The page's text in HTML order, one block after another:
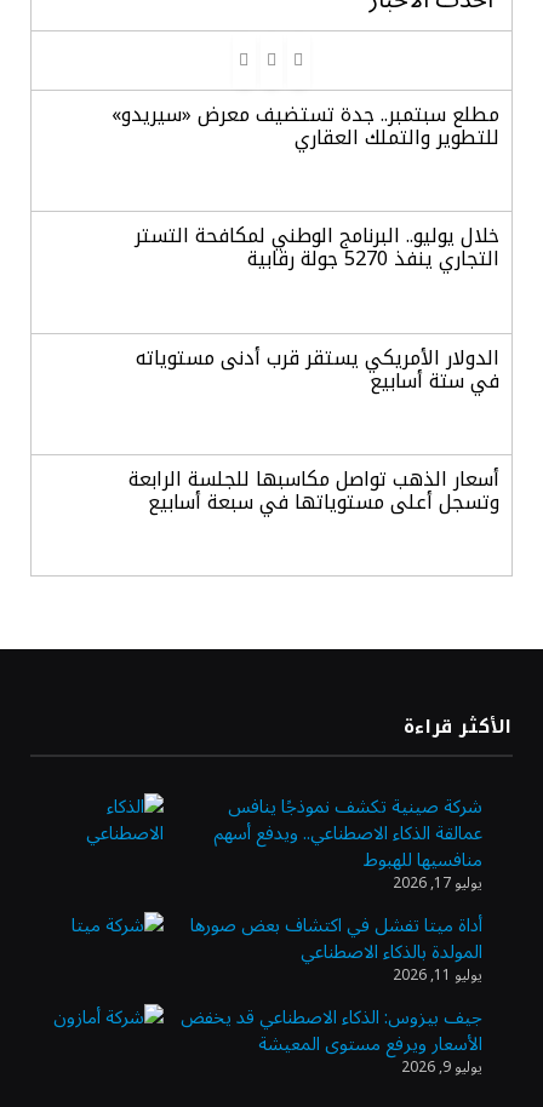
مطلع سبتمبر.. جدة تستضيف معرض «سيريدو»
للتطوير والتملك العقاري
خلال يوليو.. البرنامج الوطني لمكافحة التستر
التجاري ينفذ 5270 جولة رقابية
الدولار الأمريكي يستقر قرب أدنى مستوياته
في ستة أسابيع
أسعار الذهب تواصل مكاسبها للجلسة الرابعة
وتسجل أعلى مستوياتها في سبعة أسابيع
«طيران الرياض» يدشن أولى رحلاته إلى مومباي
ويضيف الوجهة التشغيلية الثامنة
وزير الاستثمار: الموافقة على رخصة مزاولة
الأنشطة المالية عابرة الحدود تطوير للبيئة
الاستثمارية
الذهب يسجل أعلى مستوى في أسبوعين بدعم
من تراجع الدولار
الدولار الأمريكي يتراجع قرب أدنى مستوياته
الأكثر قراءة
شركة صينية تكشف نموذجًا ينافس
عمالقة الذكاء الاصطناعي.. ويدفع أسهم
منافسيها للهبوط
يوليو 17, 2026
أداة ميتا تفشل في اكتشاف بعض صورها
المولدة بالذكاء الاصطناعي
يوليو 11, 2026
جيف بيزوس: الذكاء الاصطناعي قد يخفض
الأسعار ويرفع مستوى المعيشة
يوليو 9, 2026